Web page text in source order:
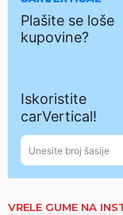
VRELE GUME NA